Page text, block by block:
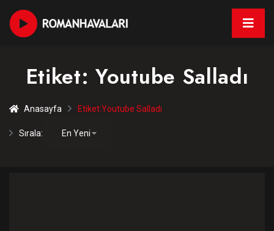
Etiket:Youtube Salladı
Anasayfa Etiket:Youtube Salladı
Sırala: